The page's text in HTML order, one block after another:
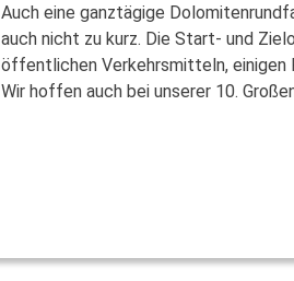
Auch eine ganztägige
auch nicht zu kurz. Die Start- und
öffentlichen Verkehrsmitteln, einigen
Wir hoffen auch bei unserer 10.